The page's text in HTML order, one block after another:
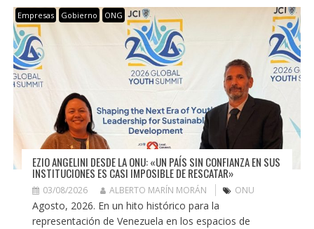
Empresas Gobierno ONG
EZIO ANGELINI DESDE LA ONU: «UN PAÍS SIN CONFIANZA EN SUS
INSTITUCIONES ES CASI IMPOSIBLE DE RESCATAR»
03/08/2026 ALBERTO MARÍN MORÁN ONU
Agosto, 2026. En un hito histórico para la
representación de Venezuela en los espacios de